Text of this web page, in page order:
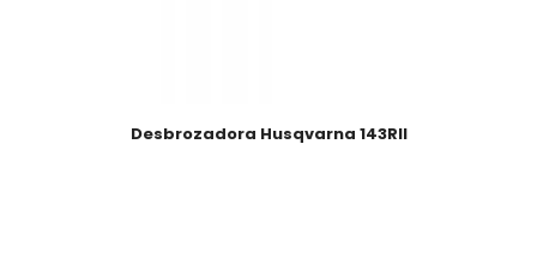
Desbrozadora Husqvarna 143RII